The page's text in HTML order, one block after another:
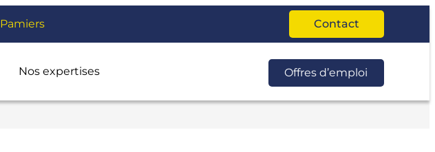
Pamiers Contact
Nos expertises Offres d’emploi